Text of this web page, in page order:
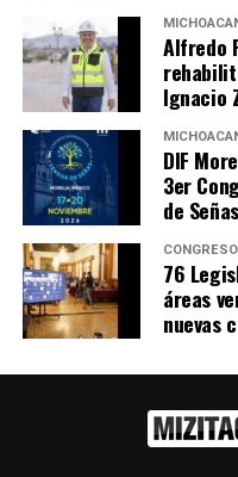
Obtiene FGE fallo
condenatorio contra José
Carlos “N” responsable del
secuestro un textilero, en
Zitácuaro
21 septiembre, 2022
En "Michoacán"
RELATED TOPICS:
UP NEXT
Reconoce Bedolla labor
Alfredo
Ignacio
DIF
3er
de Señas
CONGRESO
76
áreas
nuevas